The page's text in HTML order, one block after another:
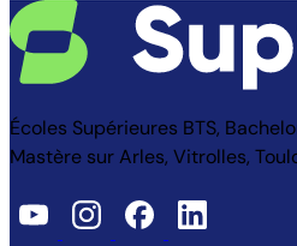
Écoles Supérieures BTS,
Mastère sur Arles, Vitrolles,